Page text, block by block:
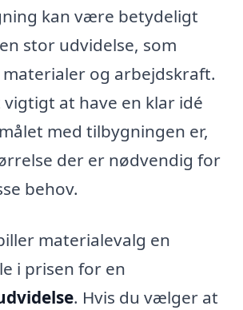
kan være betydeligt
stor udvidelse, som
og arbejdskraft.
at have en klar idé
med tilbygningen er,
der er nødvendig for
behov.
materialevalg en
i prisen for en
. Hvis du vælger at